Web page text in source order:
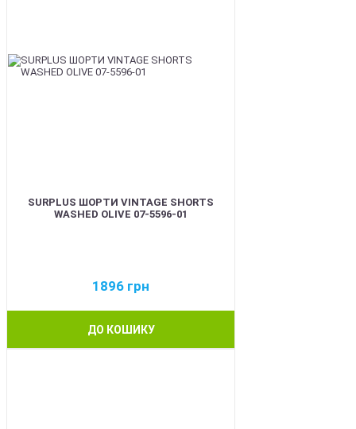
SURPLUS ШОРТИ VINTAGE SHORTS
WASHED OLIVE 07-5596-01
1896 грн
ДО КОШИКУ